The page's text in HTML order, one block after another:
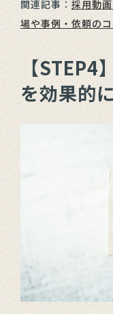
関連記事：採用動
場や事例・依頼の
【STEP4
を効果的